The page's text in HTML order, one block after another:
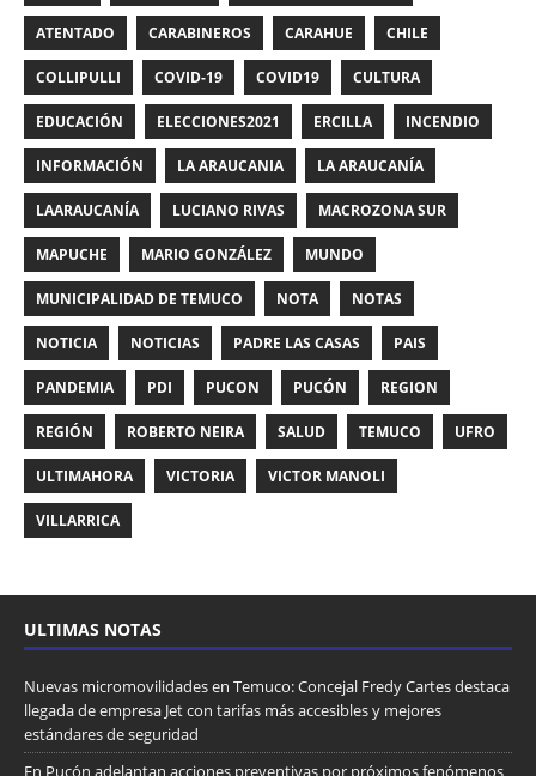
ATENTADO CARABINEROS CARAHUE CHILE
COLLIPULLI COVID-19 COVID19 CULTURA
EDUCACIÓN ELECCIONES2021 ERCILLA INCENDIO
INFORMACIÓN LA ARAUCANIA LA ARAUCANÍA
LAARAUCANÍA LUCIANO RIVAS MACROZONA SUR
MAPUCHE MARIO GONZÁLEZ MUNDO
MUNICIPALIDAD DE TEMUCO NOTA NOTAS
NOTICIA NOTICIAS PADRE LAS CASAS PAIS
PANDEMIA PDI PUCON PUCÓN REGION
REGIÓN ROBERTO NEIRA SALUD TEMUCO UFRO
ULTIMAHORA VICTORIA VICTOR MANOLI
VILLARRICA
ULTIMAS NOTAS
Nuevas micromovilidades en Temuco: Concejal Fredy Cartes destaca
llegada de empresa Jet con tarifas más accesibles y mejores
estándares de seguridad
En Pucón adelantan acciones preventivas por próximos fenómenos